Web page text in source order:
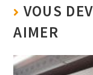
VOUS
AIMER